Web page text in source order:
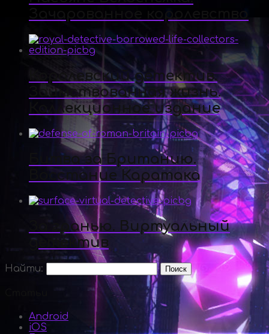
Королевский детектив.
Заимствованная жизнь.
Коллекционное издание
Битва за Британию.
Восстание Каратака
За гранью. Виртуальный
детектив
Найти:
Android
iOS